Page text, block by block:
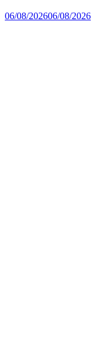
06/08/202606/08/2026